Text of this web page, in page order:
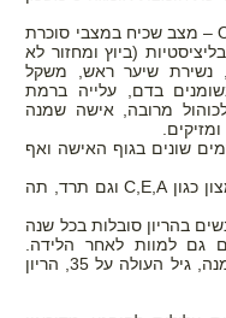
– מצב שכיח במצבי סוכרת
(ביוץ ומחזור לא
נשירת שיער ראש, משקל
בדם, עלייה ברמת
מרובה, אישה שמנה
שונים בגוף האישה ואף
כגוןA
,
E
,
Cוגם תרד, תה
בהריון סובלות בכל שנה
גם למוות לאחר הלידה.
הסיבות ללקות בקרישיות דם: עישון, השמנה, גיל העולה על 35, הריון